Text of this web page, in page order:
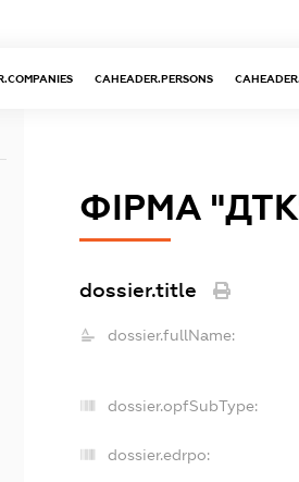
CAHEADER.PERSONS
ФІРМА
dossier.title
dossier.fullName:
dossier.opfSubType:
dossier.edrpo: